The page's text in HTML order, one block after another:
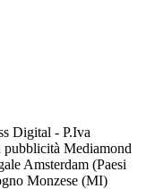
Digital - P.Iva
Mediamond
Amsterdam (Paesi
Monzese (MI)